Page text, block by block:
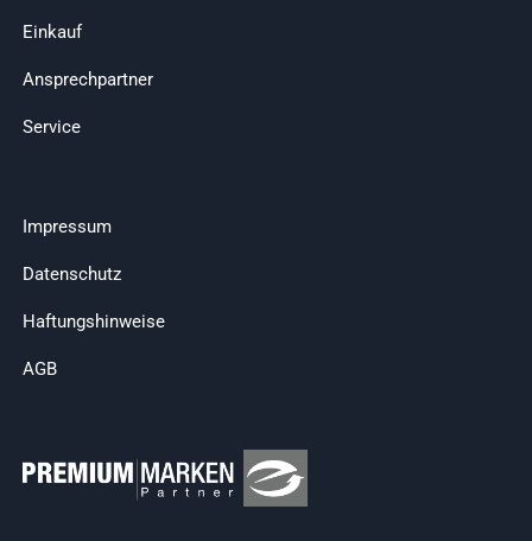
Einkauf
Ansprechpartner
Service
Impressum
Datenschutz
Haftungshinweise
AGB